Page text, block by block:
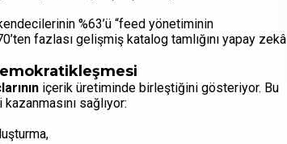
%63’ü “feed yönetiminin
fazlası gelişmiş katalog tamlığını yapay zekâ
içerik üretiminde birleştiğini gösteriyor. Bu
sağlıyor: